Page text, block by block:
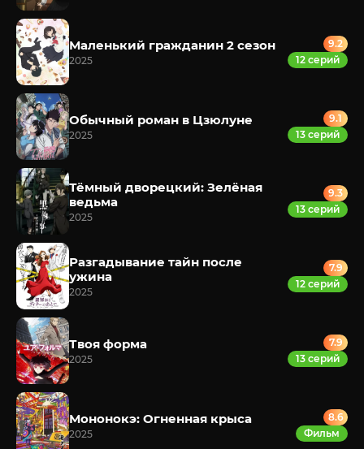
Маленький гражданин 2 сезон
2025
9.2
12 серий
Обычный роман в Цзюлуне
2025
9.1
13 серий
Тёмный дворецкий: Зелёная
ведьма
2025
9.3
13 серий
Разгадывание тайн после
ужина
2025
7.9
12 серий
Твоя форма
2025
7.9
13 серий
Мононокэ: Огненная крыса
2025
8.6
Фильм